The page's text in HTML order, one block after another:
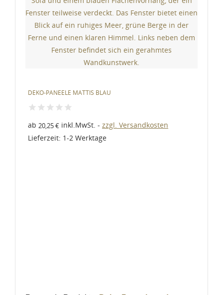
DEKO-PANEELE MATTIS BLAU
ab 20,25 € inkl.MwSt.
zzgl. Versandkosten
Lieferzeit: 1-2 Werktage